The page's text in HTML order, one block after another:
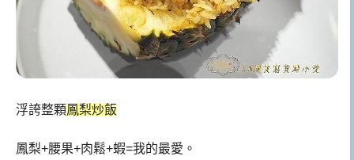
浮誇整顆鳳梨炒飯
鳳梨+腰果+肉鬆+蝦=我的最愛。